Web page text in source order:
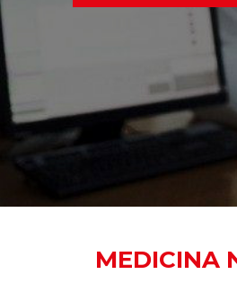
MEDICINA